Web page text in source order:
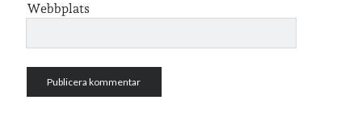
Webbplats